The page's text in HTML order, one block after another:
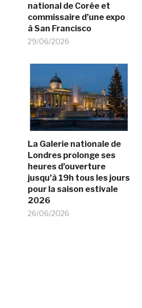
national de Corée et
commissaire d’une expo
à San Francisco
29/06/2026
La Galerie nationale de
Londres prolonge ses
heures d’ouverture
jusqu’à 19h tous les jours
pour la saison estivale
2026
26/06/2026